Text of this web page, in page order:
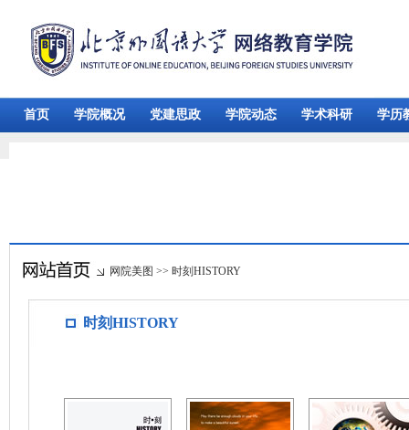
首页 学院概况 党建思政 学院动态 学术科研 学历
网院美图 >> 时刻HISTORY
时刻HISTORY